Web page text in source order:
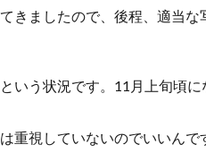
きましたので、後程、適当な
いう状況です。11月上旬頃に
重視していないのでいいんで